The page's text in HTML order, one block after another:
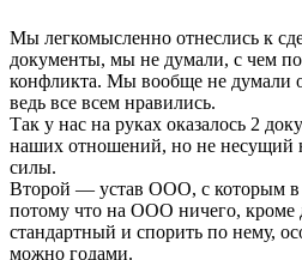
Мы легкомысленно отнеслись к
документы, мы не думали, с чем
конфликта. Мы вообще не думали
ведь все всем нравились.
Так у нас на руках оказалось 2
наших отношений, но не несущий
силы.
Второй — устав ООО, с которым в
потому что на ООО ничего, кроме
стандартный и спорить по нему,
можно годами.